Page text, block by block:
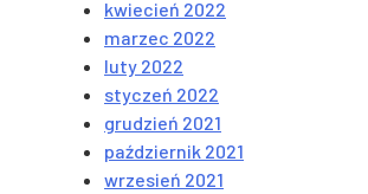
kwiecień 2022
marzec 2022
luty 2022
styczeń 2022
grudzień 2021
październik 2021
wrzesień 2021